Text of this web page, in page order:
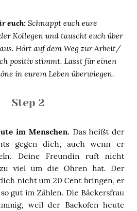
euch:Schnappt euch eure
Kollegen und tauscht euch über
Hört auf dem Weg zur Arbeit/
positiv stimmt. Lasst für einen
in eurem Leben überwiegen.
Step 2
im Menschen. Das heißt der
gegen dich, auch wenn er
Deine Freundin ruft nicht
viel um die Ohren hat. Der
nicht um 20 Cent bringen, er
gut im Zählen. Die Bäckersfrau
weil der Backofen heute